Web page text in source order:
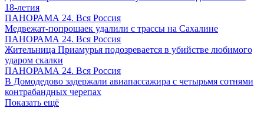
18-летия
ПАНОРАМА 24. Вся Россия
Медвежат-попрошаек удалили с трассы на Сахалине
ПАНОРАМА 24. Вся Россия
Жительница Приамурья подозревается в убийстве любимого
ударом скалки
ПАНОРАМА 24. Вся Россия
В Домодедово задержали авиапассажира с четырьмя сотнями
контрабандных черепах
Показать ещё